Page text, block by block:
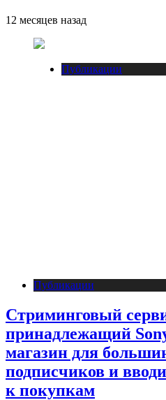
12 месяцев назад
Публикации
Публикации
Стриминговый
принадлежащий
магазин для
подписчиков и
к покупкам